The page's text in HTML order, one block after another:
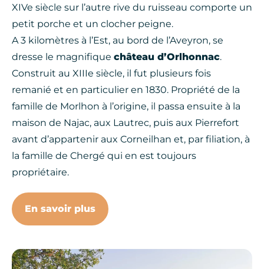
XIVe siècle sur l’autre rive du ruisseau comporte un
petit porche et un clocher peigne.
A 3 kilomètres à l’Est, au bord de l’Aveyron, se
dresse le magnifique château d’Orlhonnac.
Construit au XIIIe siècle, il fut plusieurs fois
remanié et en particulier en 1830. Propriété de la
famille de Morlhon à l’origine, il passa ensuite à la
maison de Najac, aux Lautrec, puis aux Pierrefort
avant d’appartenir aux Corneilhan et, par filiation, à
la famille de Chergé qui en est toujours
propriétaire.
En savoir plus